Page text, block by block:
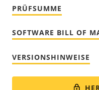
PRÜFSUMME
SOFTWARE BILL OF
VERSIONSHINWEISE